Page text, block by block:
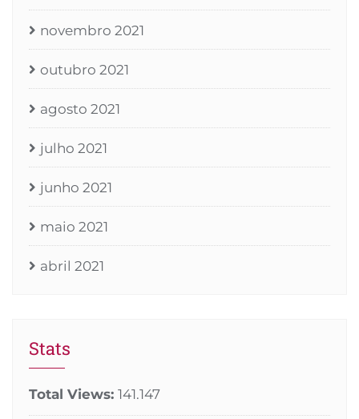
novembro 2021
outubro 2021
agosto 2021
julho 2021
junho 2021
maio 2021
abril 2021
Stats
Total Views: 141.147